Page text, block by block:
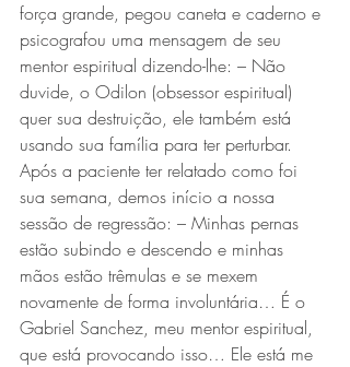
força grande, pegou caneta e caderno e
psicografou uma mensagem de seu
mentor espiritual dizendo-lhe: – Não
duvide, o Odilon (obsessor espiritual)
quer sua destruição, ele também está
usando sua família para ter perturbar.
Após a paciente ter relatado como foi
sua semana, demos início a nossa
sessão de regressão: – Minhas pernas
estão subindo e descendo e minhas
mãos estão trêmulas e se mexem
novamente de forma involuntária… É o
Gabriel Sanchez, meu mentor espiritual,
que está provocando isso… Ele está me